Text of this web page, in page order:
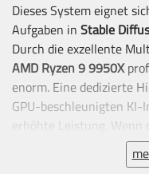
Dieses System eignet
Aufgaben in Stable
Durch die exzellente
AMD Ryzen 9 9950X
enorm. Eine dedizierte
GPU-beschleunigten
erhöhte Leistung.
oder hochauflösender
der Videospeicher der